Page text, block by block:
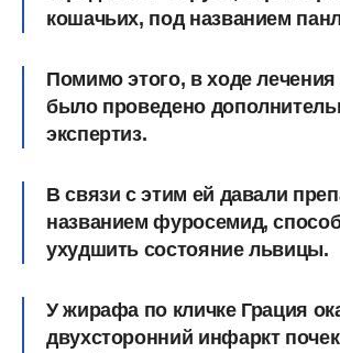
кошачьих, под названием
Помимо этого, в ходе
было проведено
экспертиз.
В связи с этим ей давали
названием фуросемид,
ухудшить состояние львицы.
У жирафа по кличке Грация
двухсторонний инфаркт